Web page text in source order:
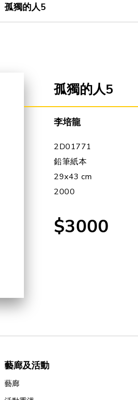
孤獨的人5
孤獨的人5
李培龍
2D01771
鉛筆紙本
29x43 cm
2000
$3000
藝廊及活動
藝廊